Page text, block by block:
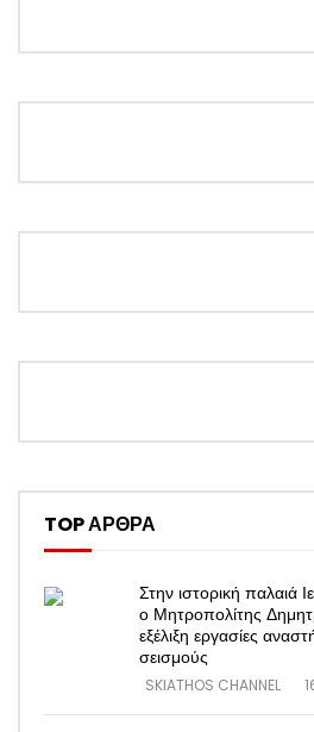
TOP ΑΡΘΡΑ
Στην ιστορική παλαιά
ο Μητροπολίτης
εξέλιξη εργασίες
σεισμούς
SKIATHOS CHANNEL